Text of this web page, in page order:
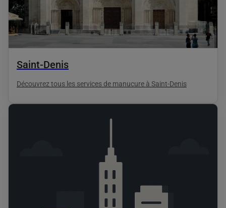
Saint-Denis
Découvrez tous les services de manucure à Saint-Denis